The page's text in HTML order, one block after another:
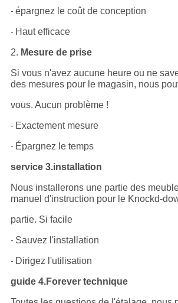
- épargnez le coût de conception
- Haut efficace
2. Mesure de prise
Si vous n'avez aucune heure ou ne
des mesures pour le magasin, nous
vous. Aucun problème !
- Exactement mesure
- Épargnez le temps
service 3.installation
Nous installerons une partie des
manuel d'instruction pour le Knockd-
partie. Si facile
- Sauvez l'installation
- Dirigez l'utilisation
guide 4.Forever technique